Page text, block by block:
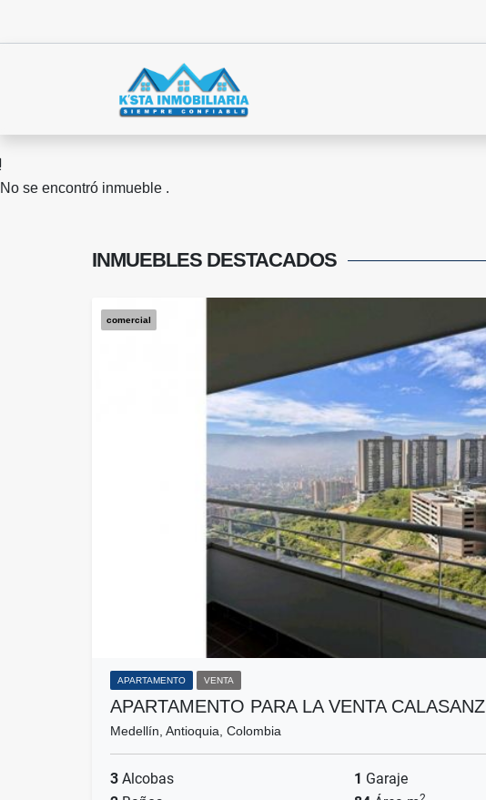
No se encontró inmueble .
INMUEBLES DESTACADOS
comercial
APARTAMENTO VENTA
APARTAMENTO PARA LA VENTA CALASANZ
Medellín, Antioquia, Colombia
3 Alcobas 1 Garaje